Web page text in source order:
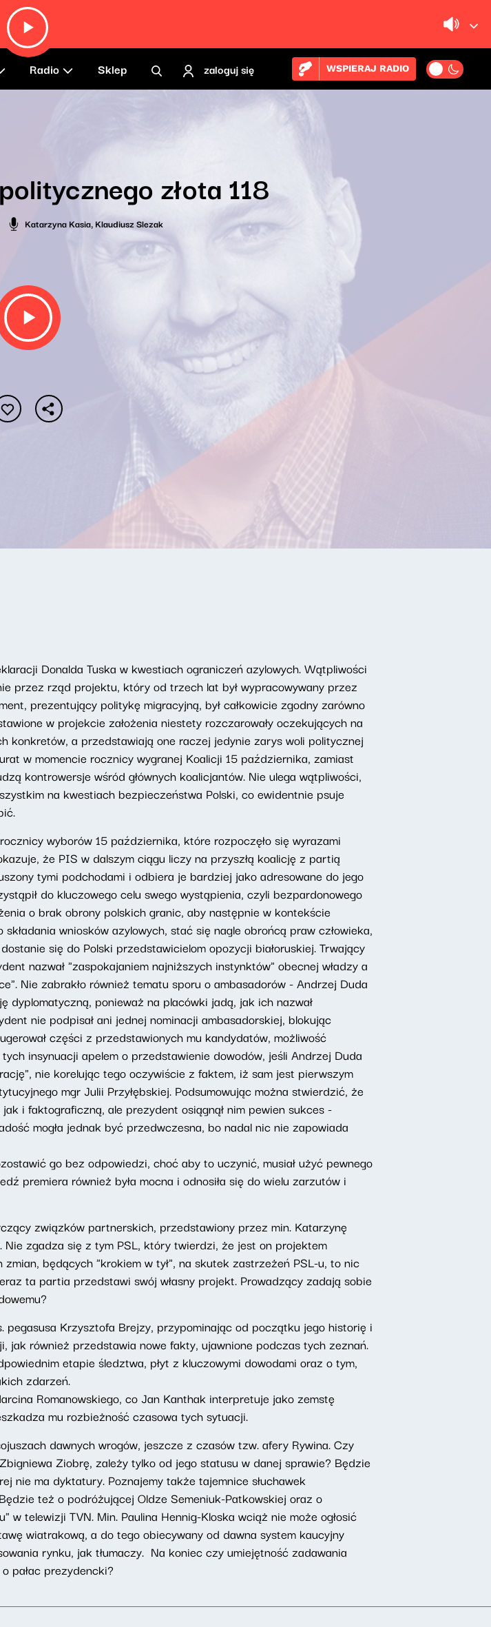
Radio Sklep zaloguj się WSPIERAJ RADIO
złota 118
Katarzyna Kasia, Klaudiusz Slezak
Donalda Tuska w kwestiach ograniczeń azylowych. Wątpliwości
przez rząd projektu, który od trzech lat był wypracowywany przez
prezentujący politykę migracyjną, był całkowicie zgodny zarówno
w projekcie założenia niestety rozczarowały oczekujących na
konkretów, a przedstawiają one raczej jedynie zarys woli politycznej
w momencie rocznicy wygranej Koalicji 15 października, zamiast
kontrowersje wśród głównych koalicjantów. Nie ulega wątpliwości,
na kwestiach bezpieczeństwa Polski, co ewidentnie psuje
wyborów 15 października, które rozpoczęło się wyrazami
że PIS w dalszym ciągu liczy na przyszłą koalicję z partią
tymi podchodami i odbiera je bardziej jako adresowane do jego
do kluczowego celu swego wystąpienia, czyli bezpardonowego
o brak obrony polskich granic, aby następnie w kontekście
wniosków azylowych, stać się nagle obrońcą praw człowieka,
się do Polski przedstawicielom opozycji białoruskiej. Trwający
nazwał "zaspokajaniem najniższych instynktów" obecnej władzy a
Nie zabrakło również tematu sporu o ambasadorów - Andrzej Duda
dyplomatyczną, ponieważ na placówki jadą, jak ich nazwał
nie podpisał ani jednej nominacji ambasadorskiej, blokując
części z przedstawionych mu kandydatów, możliwość
tych insynuacji apelem o przedstawienie dowodów, jeśli Andrzej Duda
nie korelując tego oczywiście z faktem, iż sam jest pierwszym
mgr Julii Przyłębskiej. Podsumowując można stwierdzić, że
i faktograficzną, ale prezydent osiągnął nim pewien sukces -
mogła jednak być przedwczesna, bo nadal nic nie zapowiada
go bez odpowiedzi, choć aby to uczynić, musiał użyć pewnego
premiera również była mocna i odnosiła się do wielu zarzutów i
związków partnerskich, przedstawiony przez min. Katarzynę
zgadza się z tym PSL, który twierdzi, że jest on projektem
będących "krokiem w tył", na skutek zastrzeżeń PSL-u, to nic
ta partia przedstawi swój własny projekt. Prowadzący zadają sobie
pegasusa Krzysztofa Brejzy, przypominając od początku jego historię i
jak również przedstawia nowe fakty, ujawnione podczas tych zeznań.
etapie śledztwa, płyt z kluczowymi dowodami oraz o tym,
zdarzeń.
Romanowskiego, co Jan Kanthak interpretuje jako zemstę
mu rozbieżność czasowa tych sytuacji.
dawnych wrogów, jeszcze z czasów tzw. afery Rywina. Czy
Ziobrę, zależy tylko od jego statusu w danej sprawie? Będzie
nie ma dyktatury. Poznajemy także tajemnice słuchawek
też o podróżującej Oldze Semeniuk-Patkowskiej oraz o
telewizji TVN. Min. Paulina Hennig-Kloska wciąż nie może ogłosić
wiatrakową, a do tego obiecywany od dawna system kaucyjny
rynku, jak tłumaczy. Na koniec czy umiejętność zadawania
pałac prezydencki?